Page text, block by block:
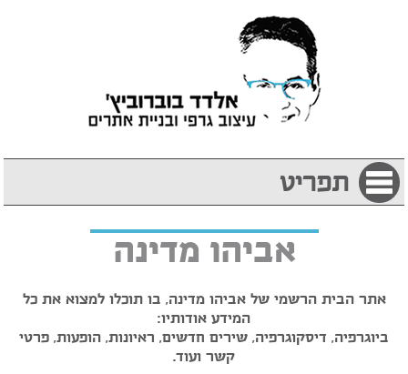
תפריט
אביהו מדינה
אתר הבית הרשמי של אביהו מדינה, בו תוכלו למצוא את כל
המידע אודותיו:
ביוגרפיה, דיסקוגרפיה, שירים חדשים, ראיונות, הופעות, פרטי
קשר ועוד.